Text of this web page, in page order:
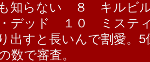
知らない ８ キルビ
デッド １０ ミステ
出すと長いんで割愛。
数で審査。